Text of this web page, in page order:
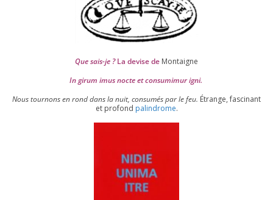
Que sais-je ?La devise de Montaigne
In girum imus nocte et consu­mi­mur igni.
Nous tour­nons en rond dans la nuit, consu­més par le feu. Étrange, fas­ci­nant
et pro­fond palin­drome.